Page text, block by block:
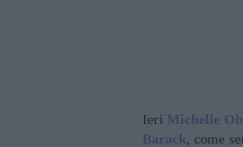
Ieri Michelle
Barack, come